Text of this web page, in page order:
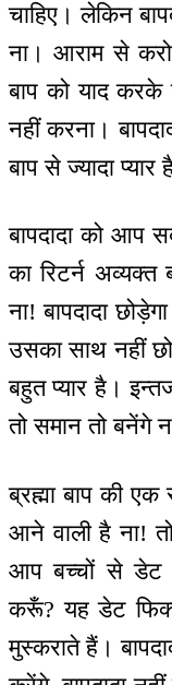
चाहिए। लेकिन
ना। आराम से
बाप को याद
नहीं करना।
बाप से ज्यादा
बापदादा को आप
का रिटर्न
ना! बापदादा
उसका साथ नहीं
बहुत प्यार है।
तो समान तो बनेंगे
ब्रह्मा बाप की
आने वाली है ना!
आप बच्चों से डेट
करूँ? यह डेट
मुस्कराते हैं।